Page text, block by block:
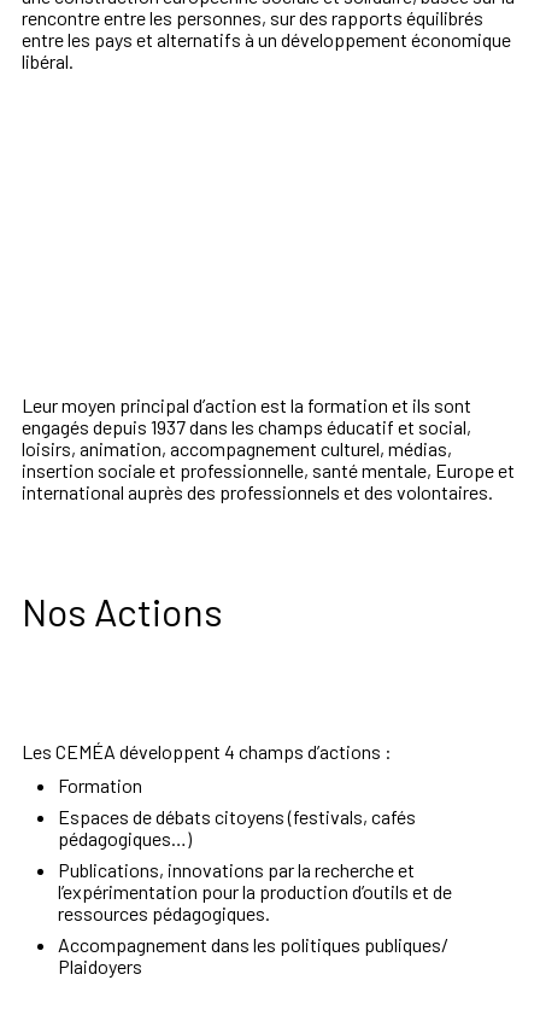
rencontre entre les personnes, sur des rapports équilibrés
entre les pays et alternatifs à un développement économique
libéral.
Leur moyen principal d’action est la formation et ils sont
engagés depuis 1937 dans les champs éducatif et social,
loisirs, animation, accompagnement culturel, médias,
insertion sociale et professionnelle, santé mentale, Europe et
international auprès des professionnels et des volontaires.
Nos Actions
Les CEMÉA développent 4 champs d’actions :
Formation
Espaces de débats citoyens (festivals, cafés
pédagogiques…)
Publications, innovations par la recherche et
l’expérimentation pour la production d’outils et de
ressources pédagogiques.
Accompagnement dans les politiques publiques/
Plaidoyers